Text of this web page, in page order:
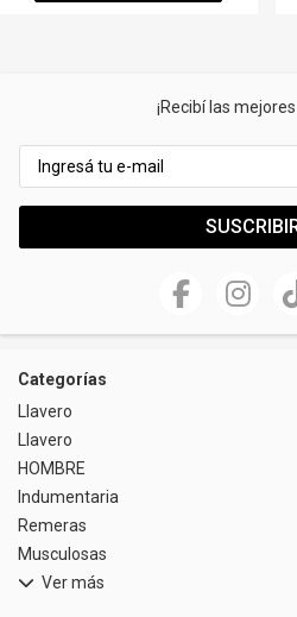
¡Recibí las
Categorías
Llavero
Llavero
HOMBRE
Indumentaria
Remeras
Musculosas
Ver más